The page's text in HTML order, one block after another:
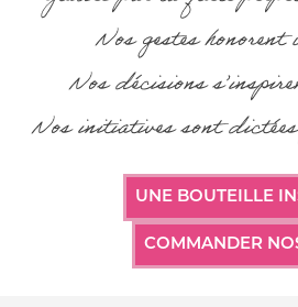
Nos gestes
Nos décisions
Nos initiatives sont
UNE BOUTEILLE
COMMANDER